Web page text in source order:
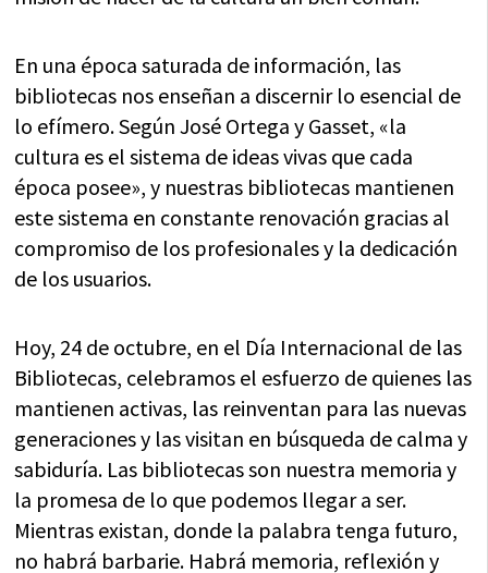
En una época saturada de información, las
bibliotecas nos enseñan a discernir lo esencial de
lo efímero. Según José Ortega y Gasset, «la
cultura es el sistema de ideas vivas que cada
época posee», y nuestras bibliotecas mantienen
este sistema en constante renovación gracias al
compromiso de los profesionales y la dedicación
de los usuarios.
Hoy, 24 de octubre, en el Día Internacional de las
Bibliotecas, celebramos el esfuerzo de quienes las
mantienen activas, las reinventan para las nuevas
generaciones y las visitan en búsqueda de calma y
sabiduría. Las bibliotecas son nuestra memoria y
la promesa de lo que podemos llegar a ser.
Mientras existan, donde la palabra tenga futuro,
no habrá barbarie. Habrá memoria, reflexión y